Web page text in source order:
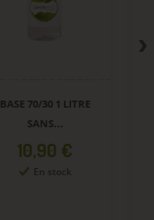
BASE 70/30 1 LITRE
SANS...
Prix
10,90 €
En stock